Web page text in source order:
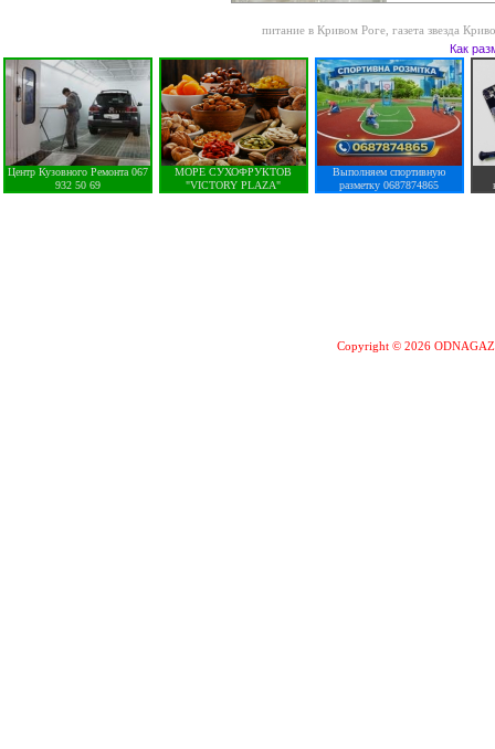
питание в Кривом Роге ,газета звезда
Как
Центр Кузовного Ремонта 067
932 50 69
МОРЕ СУХОФРУКТОВ
"VICTORY PLAZA"
Выполняем спортивную
разметку 0687874865
Copyright © 2026